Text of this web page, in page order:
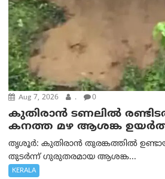
Aug 7, 2026 . 0
കുതിരാൻ ടണലിൽ
കനത്ത മഴ ആശങ്ക
തൃശൂർ: കുതിരാൻ തുരങ്കത്തിൽ ഉണ്ടായ
തുടർന്ന് ഗുരുതരമായ ആശങ്ക...
KERALA